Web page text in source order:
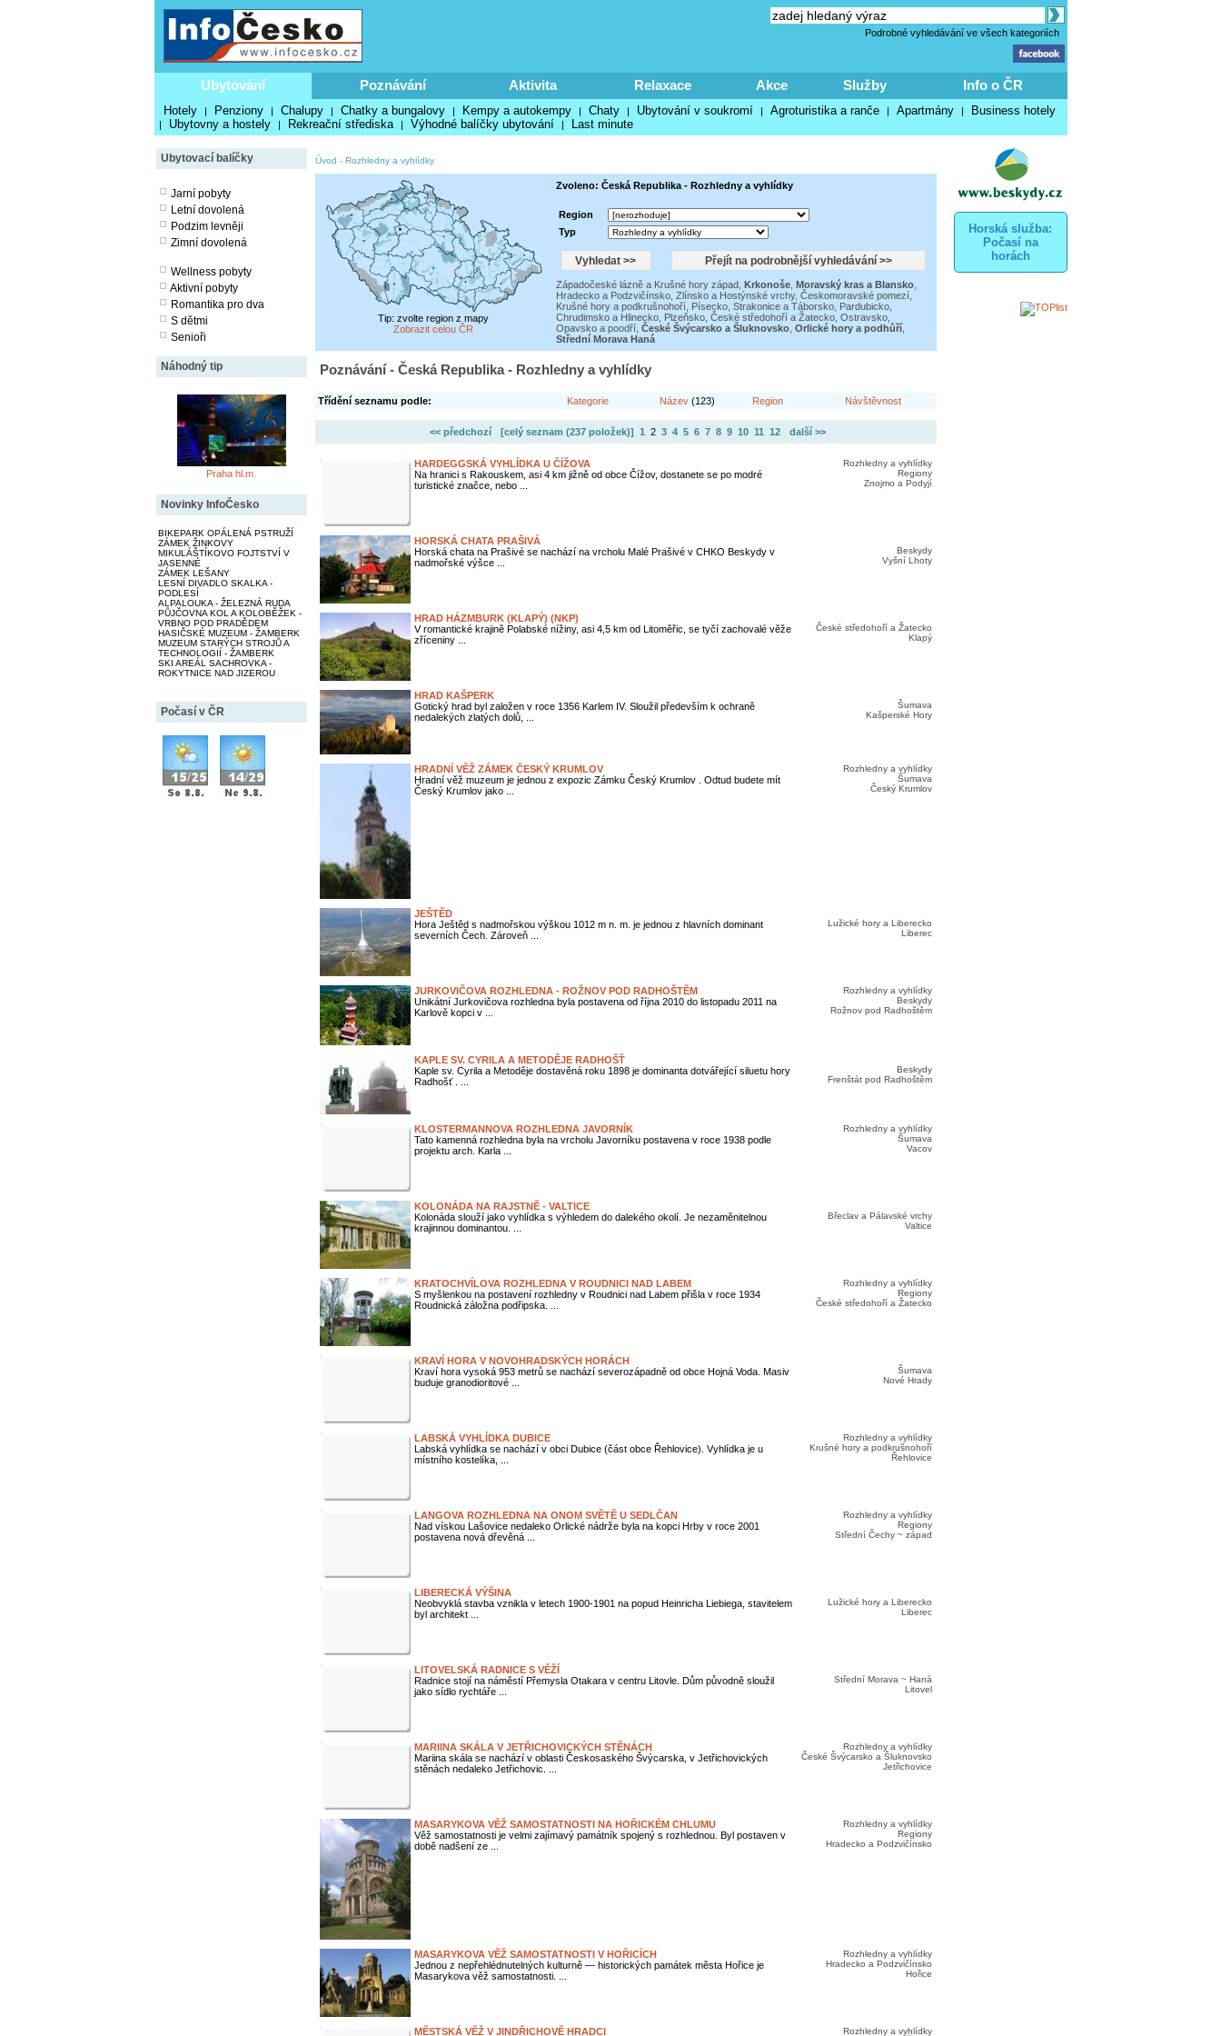
Podrobné vyhledávání ve všech kategoriích
Ubytování Poznávání Aktivita Relaxace Akce Služby Info o ČR
Hotely | Penziony | Chalupy | Chatky a bungalovy | Kempy a autokempy | Chaty | Ubytování v soukromí | Agroturistika a ranče | Apartmány | Business hotely
| Ubytovny a hostely | Rekreační střediska | Výhodné balíčky ubytování | Last minute
Ubytovací balíčky
Jarní pobyty
Letní dovolená
Podzim levněji
Zimní dovolená
Wellness pobyty
Aktivní pobyty
Romantika pro dva
S dětmi
Senioři
Náhodný tip
Praha hl.m.
Novinky InfoČesko
BIKEPARK OPÁLENÁ PSTRUŽÍ
ZÁMEK ŽINKOVY
MIKULÁŠTÍKOVO FOJTSTVÍ V
JASENNÉ
ZÁMEK LEŠANY
LESNÍ DIVADLO SKALKA -
PODLESÍ
ALPALOUKA - ŽELEZNÁ RUDA
PŮJČOVNA KOL A KOLOBĚŽEK -
VRBNO POD PRADĚDEM
HASIČSKÉ MUZEUM - ŽAMBERK
MUZEUM STARÝCH STROJŮ A
TECHNOLOGIÍ - ŽAMBERK
SKI AREÁL SACHROVKA -
ROKYTNICE NAD JIZEROU
Počasí v ČR
Horská služba:
Počasí na
horách
Úvod - Rozhledny a vyhlídky
Tip: zvolte region z mapy
Zobrazit celou ČR
Zvoleno: Česká Republika - Rozhledny a vyhlídky
Region
Typ
Západočeské lázně a Krušné hory západ, Krkonoše, Moravský kras a Blansko,
Hradecko a Podzvičínsko, Zlínsko a Hostýnské vrchy, Českomoravské pomezí,
Krušné hory a podkrušnohoří, Písecko, Strakonice a Táborsko, Pardubicko,
Chrudimsko a Hlinecko, Plzeňsko, České středohoří a Žatecko, Ostravsko,
Opavsko a poodří, České Švýcarsko a Šluknovsko, Orlické hory a podhůří,
Střední Morava Haná
Poznávání - Česká Republika - Rozhledny a vyhlídky
Třídění seznamu podle: Kategorie Název(123) Region Návštěvnost
<< předchozí [celý seznam (237 položek)] 1 2 3 4 5 6 7 8 9 10 11 12 další >>
HARDEGGSKÁ VYHLÍDKA U ČÍŽOVA
Na hranici s Rakouskem, asi 4 km jižně od obce Čížov, dostanete se po modré
turistické značce, nebo ...
Rozhledny a vyhlídky
Regiony
Znojmo a Podyjí
HORSKÁ CHATA PRAŠIVÁ
Horská chata na Prašivé se nachází na vrcholu Malé Prašivé v CHKO Beskydy v
nadmořské výšce ...
Beskydy
Vyšní Lhoty
HRAD HÁZMBURK (KLAPÝ) (NKP)
V romantické krajině Polabské nížiny, asi 4,5 km od Litoměřic, se tyčí zachovalé věže
zříceniny ...
České středohoří a Žatecko
Klapý
HRAD KAŠPERK
Gotický hrad byl založen v roce 1356 Karlem IV. Sloužil především k ochraně
nedalekých zlatých dolů, ...
Šumava
Kašperské Hory
HRADNÍ VĚŽ ZÁMEK ČESKÝ KRUMLOV
Hradní věž muzeum je jednou z expozic Zámku Český Krumlov . Odtud budete mít
Český Krumlov jako ...
Rozhledny a vyhlídky
Šumava
Český Krumlov
JEŠTĚD
Hora Ještěd s nadmořskou výškou 1012 m n. m. je jednou z hlavních dominant
severních Čech. Zároveň ...
Lužické hory a Liberecko
Liberec
JURKOVIČOVA ROZHLEDNA - ROŽNOV POD RADHOŠTĚM
Unikátní Jurkovičova rozhledna byla postavena od října 2010 do listopadu 2011 na
Karlově kopci v ...
Rozhledny a vyhlídky
Beskydy
Rožnov pod Radhoštěm
KAPLE SV. CYRILA A METODĚJE RADHOŠŤ
Kaple sv. Cyrila a Metoděje dostavěná roku 1898 je dominanta dotvářející siluetu hory
Radhošť . ...
Beskydy
Frenštát pod Radhoštěm
KLOSTERMANNOVA ROZHLEDNA JAVORNÍK
Tato kamenná rozhledna byla na vrcholu Javorníku postavena v roce 1938 podle
projektu arch. Karla ...
Rozhledny a vyhlídky
Šumava
Vacov
KOLONÁDA NA RAJSTNĚ - VALTICE
Kolonáda slouží jako vyhlídka s výhledem do dalekého okolí. Je nezaměnitelnou
krajinnou dominantou. ...
Břeclav a Pálavské vrchy
Valtice
KRATOCHVÍLOVA ROZHLEDNA V ROUDNICI NAD LABEM
S myšlenkou na postavení rozhledny v Roudnici nad Labem přišla v roce 1934
Roudnická záložna podřipska. ...
Rozhledny a vyhlídky
Regiony
České středohoří a Žatecko
KRAVÍ HORA V NOVOHRADSKÝCH HORÁCH
Kraví hora vysoká 953 metrů se nachází severozápadně od obce Hojná Voda. Masiv
buduje granodioritové ...
Šumava
Nové Hrady
LABSKÁ VYHLÍDKA DUBICE
Labská vyhlídka se nachází v obci Dubice (část obce Řehlovice). Vyhlídka je u
místního kostelíka, ...
Rozhledny a vyhlídky
Krušné hory a podkrušnohoří
Řehlovice
LANGOVA ROZHLEDNA NA ONOM SVĚTĚ U SEDLČAN
Nad vískou Lašovice nedaleko Orlické nádrže byla na kopci Hrby v roce 2001
postavena nová dřevěná ...
Rozhledny a vyhlídky
Regiony
Střední Čechy ~ západ
LIBERECKÁ VÝŠINA
Neobvyklá stavba vznikla v letech 1900-1901 na popud Heinricha Liebiega, stavitelem
byl architekt ...
Lužické hory a Liberecko
Liberec
LITOVELSKÁ RADNICE S VĚŽÍ
Radnice stojí na náměstí Přemysla Otakara v centru Litovle. Dům původně sloužil
jako sídlo rychtáře ...
Střední Morava ~ Haná
Litovel
MARIINA SKÁLA V JETŘICHOVICKÝCH STĚNÁCH
Mariina skála se nachází v oblasti Českosaského Švýcarska, v Jetřichovických
stěnách nedaleko Jetřichovic. ...
Rozhledny a vyhlídky
České Švýcarsko a Šluknovsko
Jetřichovice
MASARYKOVA VĚŽ SAMOSTATNOSTI NA HOŘICKÉM CHLUMU
Věž samostatnosti je velmi zajímavý památník spojený s rozhlednou. Byl postaven v
době nadšení ze ...
Rozhledny a vyhlídky
Regiony
Hradecko a Podzvičínsko
MASARYKOVA VĚŽ SAMOSTATNOSTI V HOŘICÍCH
Jednou z nepřehlédnutelných kulturně — historických památek města Hořice je
Masarykova věž samostatnosti. ...
Rozhledny a vyhlídky
Hradecko a Podzvičínsko
Hořice
MĚSTSKÁ VĚŽ V JINDŘICHOVĚ HRADCI Rozhledny a vyhlídky